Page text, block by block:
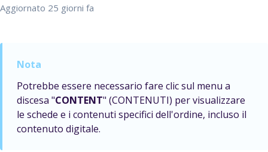
Aggiornato 25 giorni fa
Potrebbe essere necessario fare clic sul menu a
discesa "CONTENT" (CONTENUTI) per visualizzare
le schede e i contenuti specifici dell'ordine, incluso il
contenuto digitale.